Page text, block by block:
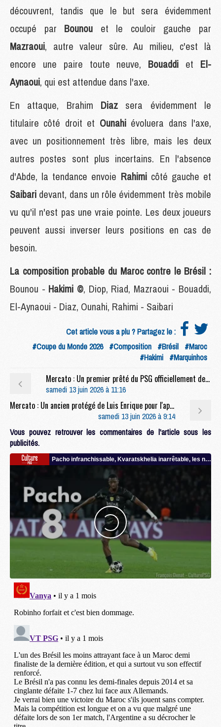
découvrent, tandis que le but sera évidemment
occupé par Bounou et le couloir gauche par
Mazraoui, autre valeur sûre. Au milieu, c'est là
encore une paire toute neuve, Bouaddi et El-
Aynaoui, qui est attendue dans l'axe.
En attaque, Brahim Diaz sera évidemment le
titulaire côté droit et Ounahi évoluera dans l'axe,
avec un positionnement très libre, mais les deux
autres postes sont plus incertains. En l'absence
d'Abde, la tendance envoie Rahimi côté gauche et
Saibari devant, dans un rôle évidemment très mobile
vu qu'il n'est pas une vraie pointe. Les deux joueurs
peuvent aussi inverser leurs positions en cas de
besoin.
La composition probable du Maroc contre le Brésil :
Bounou - Hakimi ©, Diop, Riad, Mazraoui - Bouaddi,
El-Aynaoui - Diaz, Ounahi, Rahimi - Saibari
Cet article vous a plu ? Partagez le :
#Coupe du Monde 2026 #Composition #Brésil #Maroc
#Hakimi #Marquinhos
Mercato : Un premier prêté du PSG officiellement de retour
samedi 13 juin 2026 à 11:16
Mercato : Un ancien protégé de Luis Enrique pour l'après-Barcola ?
samedi 13 juin 2026 à 9:14
Vous pouvez retrouver les commentaires de l'article sous les
publicités.